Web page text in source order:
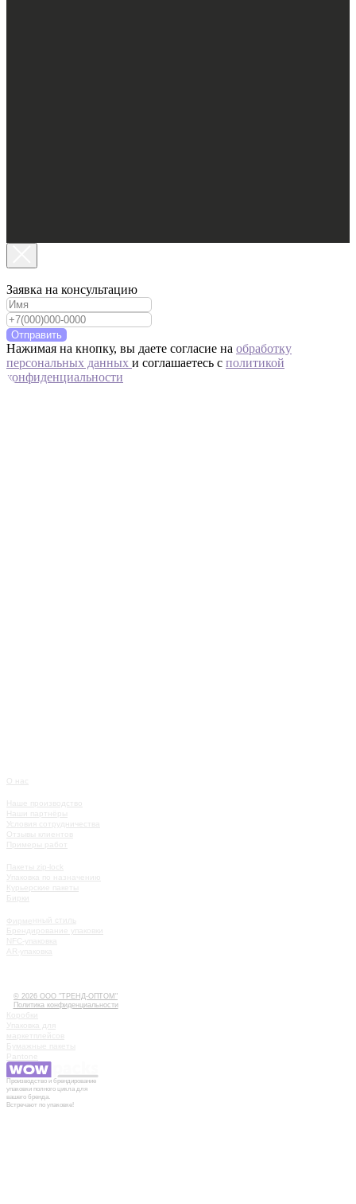
Наше производство
Наши партнёры
Условия сотрудничества
Примеры работ
Пакеты zip-lock
Упаковка по назначению
Курьерские пакеты
Бирки
Фирменный стиль
Брендирование упаковки
NFC-упаковка
AR-упаковка
© 2026 ООО "ТРЕНД-ОПТОМ"
Политика конфиденциальности
Коробки
Упаковка для
маркетплейсов
Бумажные пакеты
Pantone
Производство и брендирование
упаковки полного цикла для
вашего бренда.
Встречают по упаковке!
Заявка на консультацию
Отправить
Нажимая на кнопку, вы даете согласие на обработку
персональных данных и соглашаетесь c политикой
конфиденциальности